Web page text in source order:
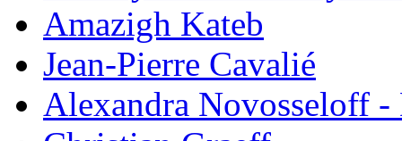
Amazigh Kateb
Jean-Pierre Cavalié
Alexandra Novosseloff -